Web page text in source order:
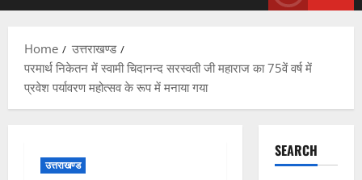
Home
उत्तराखण्ड
परमार्थ निकेतन में स्वामी चिदानन्द सरस्वती जी महाराज का 75वें वर्ष में
प्रवेश पर्यावरण महोत्सव के रूप में मनाया गया
उत्तराखण्ड
SEARCH